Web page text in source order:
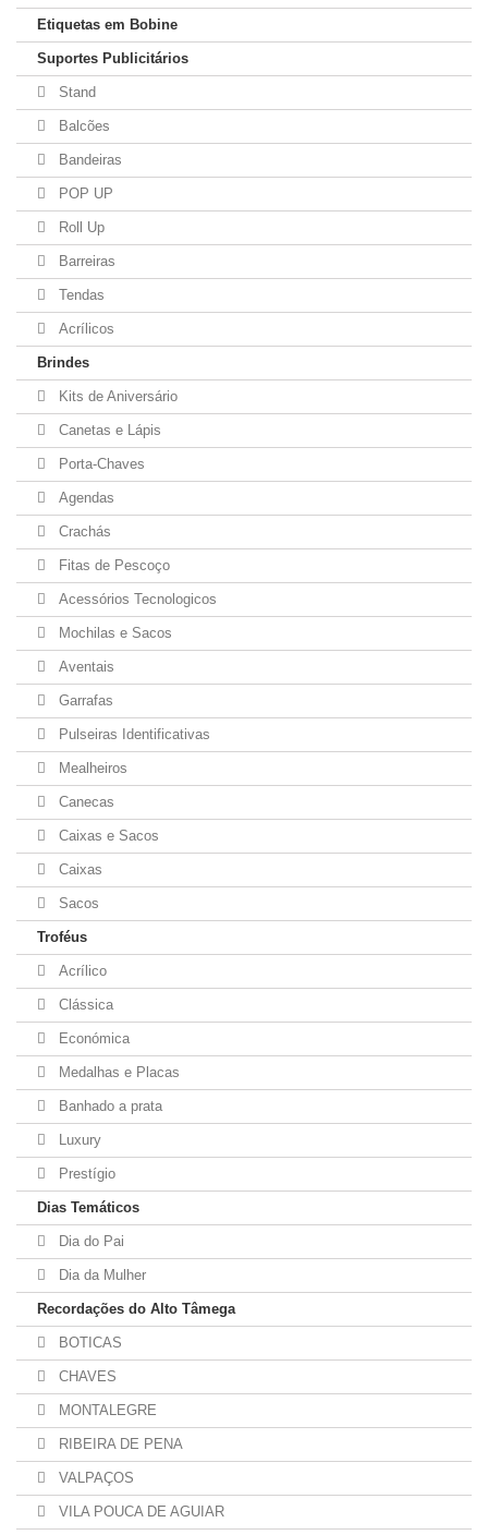
Etiquetas em Bobine
Suportes Publicitários
Stand
Balcões
Bandeiras
POP UP
Roll Up
Barreiras
Tendas
Acrílicos
Brindes
Kits de Aniversário
Canetas e Lápis
Porta-Chaves
Agendas
Crachás
Fitas de Pescoço
Acessórios Tecnologicos
Mochilas e Sacos
Aventais
Garrafas
Pulseiras Identificativas
Mealheiros
Canecas
Caixas e Sacos
Caixas
Sacos
Troféus
Acrílico
Clássica
Económica
Medalhas e Placas
Banhado a prata
Luxury
Prestígio
Dias Temáticos
Dia do Pai
Dia da Mulher
Recordações do Alto Tâmega
BOTICAS
CHAVES
MONTALEGRE
RIBEIRA DE PENA
VALPAÇOS
VILA POUCA DE AGUIAR